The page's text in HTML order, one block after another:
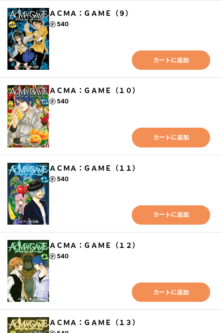
ＡＣＭＡ：ＧＡＭＥ（９）
540
ポイント
カートに追加
ＡＣＭＡ：ＧＡＭＥ（１０）
540
ポイント
カートに追加
ＡＣＭＡ：ＧＡＭＥ（１１）
540
ポイント
カートに追加
ＡＣＭＡ：ＧＡＭＥ（１２）
540
ポイント
カートに追加
ＡＣＭＡ：ＧＡＭＥ（１３）